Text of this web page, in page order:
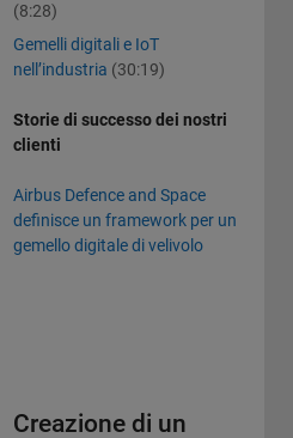
(8:28)
Gemelli digitali e IoT
nell’industria (30:19)
Storie di successo dei nostri
clienti
Airbus Defence and Space
definisce un framework per un
gemello digitale di velivolo
Creazione di un